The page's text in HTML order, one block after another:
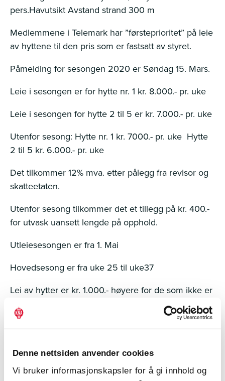
Denne nettsiden anvender cookies
Vi bruker informasjonskapsler for å gi innhold og
pers.Havutsikt Avstand strand 300 m
Medlemmene i Telemark har ”førsteprioritet” på leie
av hyttene til den pris som er fastsatt av styret.
Påmelding for sesongen 2020 er Søndag 15. Mars.
Leie i sesongen er for hytte nr. 1 kr. 8.000.- pr. uke
Leie i sesongen for hytte 2 til 5 er kr. 7.000.- pr. uke
Utenfor sesong: Hytte nr. 1 kr. 7000.- pr. uke Hytte
2 til 5 kr. 6.000.- pr. uke
Det tilkommer 12% mva. etter pålegg fra revisor og
skatteetaten.
Utenfor sesong tilkommer det et tillegg på kr. 400.-
for utvask uansett lengde på opphold.
Utleiesesongen er fra 1. Mai
Hovedsesong er fra uke 25 til uke37
Lei av hytter er kr. 1.000.- høyere for de som ikke er
medlemmer i KNA Telemark i sesongen.
Inkludert gratis vask av hyttene
sesongen.
Det leies ikke ut enkeltdager i sesongen.